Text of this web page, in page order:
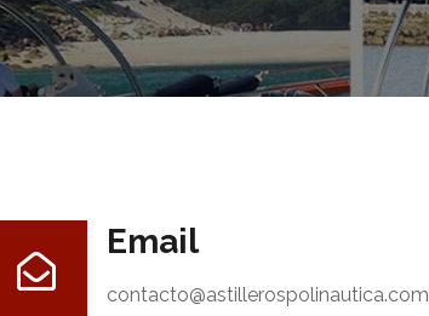
Email
contacto@astillerospolinautica.com